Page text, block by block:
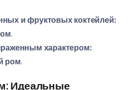
и фруктовых коктейлей:
.
характером:
ром.
Идеальные